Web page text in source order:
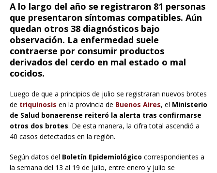
A lo largo del año se registraron 81 personas
que presentaron síntomas compatibles. Aún
quedan otros 38 diagnósticos bajo
observación. La enfermedad suele
contraerse por consumir productos
derivados del cerdo en mal estado o mal
cocidos.
Luego de que a principios de julio se registraran nuevos brotes
de triquinosis en la provincia de Buenos Aires, el Ministerio
de Salud bonaerense reiteró la alerta tras confirmarse
otros dos brotes. De esta manera, la cifra total ascendió a
40 casos detectados en la región.
Según datos del Boletín Epidemiológico correspondientes a
la semana del 13 al 19 de julio, entre enero y julio se